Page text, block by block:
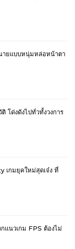
ยแบบหนุ่มหล่อหน้าตา
โด่งดังไปทั่วทั้งวงการ
เกมยุคใหม่สุดเจ๋ง ที่
แนวเกม FPS ต้องไม่